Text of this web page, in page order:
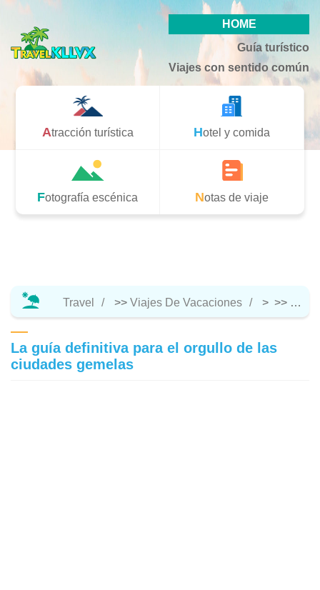
HOME
Guía turístico
Viajes con sentido común
Atracción turística Hotel y comida
Fotografía escénica Notas de viaje
Travel >> Viajes De Vacaciones > >>
La guía definitiva para el orgullo de las
ciudades gemelas